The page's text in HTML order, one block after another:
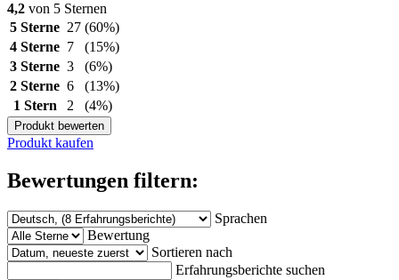
4,2 von 5 Sternen
5 Sterne 27 (60%)
4 Sterne 7
(15%)
3 Sterne 3
(6%)
2 Sterne 6
(13%)
1 Stern
2 (4%)
Produkt bewerten
Produkt kaufen
Bewertungen filtern:
Sprachen
Bewertung
Sortieren nach
Erfahrungsberichte suchen